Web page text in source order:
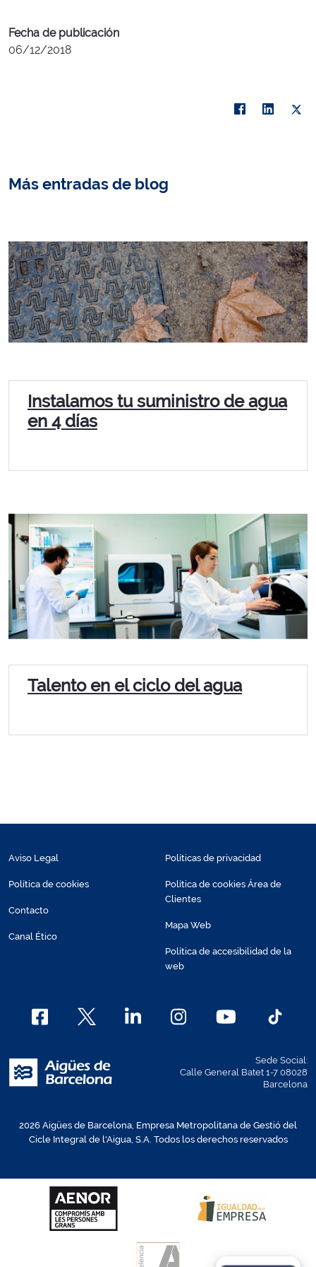
Fecha de publicación
06/12/2018
Más entradas de blog
Instalamos tu suministro de agua
en 4 días
Talento en el ciclo del agua
Aviso Legal
Política de cookies
Contacto
Canal Ético
Políticas de privacidad
Política de cookies Área de
Clientes
Mapa Web
Política de accesibilidad de la
web
Sede Social:
Calle General Batet 1-7 08028
Barcelona
2026 Aigües de Barcelona, Empresa Metropolitana de Gestió del
Cicle Integral de l'Aigua, S.A. Todos los derechos reservados